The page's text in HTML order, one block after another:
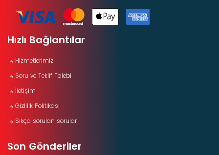
Hızlı Bağlantılar
Hizmetlerimiz
Soru ve Teklif Talebi
İletişim
Gizlilik Politikası
Sıkça sorulan sorular
Son Gönderiler